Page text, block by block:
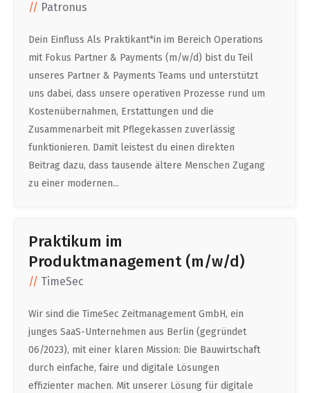
Patronus
Dein Einfluss Als Praktikant*in im Bereich Operations
mit Fokus Partner & Payments (m/w/d) bist du Teil
unseres Partner & Payments Teams und unterstützt
uns dabei, dass unsere operativen Prozesse rund um
Kostenübernahmen, Erstattungen und die
Zusammenarbeit mit Pflegekassen zuverlässig
funktionieren. Damit leistest du einen direkten
Beitrag dazu, dass tausende ältere Menschen Zugang
zu einer modernen...
Praktikum im
Produktmanagement (m/w/d)
TimeSec
Wir sind die TimeSec Zeitmanagement GmbH, ein
junges SaaS-Unternehmen aus Berlin (gegründet
06/2023), mit einer klaren Mission: Die Bauwirtschaft
durch einfache, faire und digitale Lösungen
effizienter machen. Mit unserer Lösung für digitale